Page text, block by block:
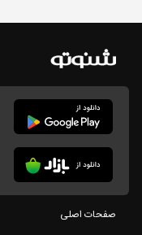
صفحات اصلی